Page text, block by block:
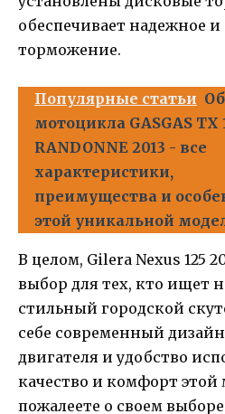
обеспечивает надежное и
торможение.
Популярные статьи
мотоцикла GASGAS TX
RANDONNE 2013 - все
характеристики,
преимущества и
этой уникальной
В целом, Gilera Nexus 125
выбор для тех, кто ищет
стильный городской
себе современный
двигателя и удобство
качество и комфорт этой
пожалеете о своем